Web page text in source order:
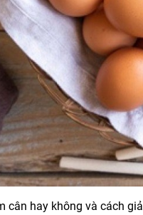
cân hay không và cách